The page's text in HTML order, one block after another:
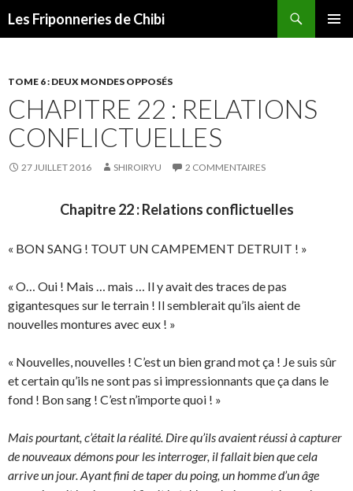
Les Friponneries de Chibi
TOME 6 : DEUX MONDES OPPOSÉS
CHAPITRE 22 : RELATIONS
CONFLICTUELLES
27 JUILLET 2016 SHIROIRYU 2 COMMENTAIRES
Chapitre 22 : Relations conflictuelles
« BON SANG ! TOUT UN CAMPEMENT DETRUIT ! »
« O… Oui ! Mais … mais … Il y avait des traces de pas
gigantesques sur le terrain ! Il semblerait qu’ils aient de
nouvelles montures avec eux ! »
« Nouvelles, nouvelles ! C’est un bien grand mot ça ! Je suis sûr
et certain qu’ils ne sont pas si impressionnants que ça dans le
fond ! Bon sang ! C’est n’importe quoi ! »
Mais pourtant, c’était la réalité. Dire qu’ils avaient réussi à capturer
de nouveaux démons pour les interroger, il fallait bien que cela
arrive un jour. Ayant fini de taper du poing, un homme d’un âge